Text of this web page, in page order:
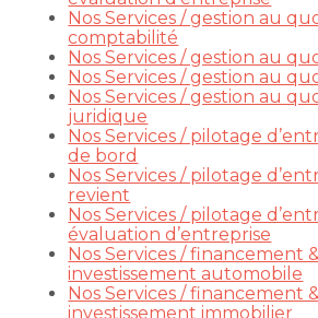
Nos Services / gestion au
comptabilité
Nos Services / gestion au
Nos Services / gestion au
Nos Services / gestion au
juridique
Nos Services / pilotage
de bord
Nos Services / pilotage
revient
Nos Services / pilotage
évaluation d’entreprise
Nos Services / financement
investissement automobile
Nos Services / financement
investissement immobilier